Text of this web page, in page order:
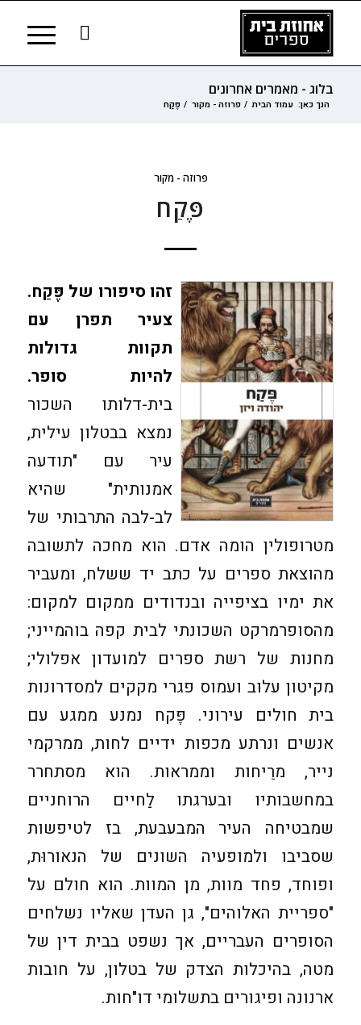
בלוג - מאמרים אחרונים
הנך כאן: עמוד הבית / פרוזה - מקור / פֶּקַח
פרוזה - מקור
פֶּקַח
זהו סיפורו של פֶּקַח.
צעיר תפרן עם
תקוות גדולות
להיות סופר.
בית-דלותו השכור
נמצא בבטלון עילית,
עיר עם "תודעה
אמנותית" שהיא
לב-לבה התרבותי של
מטרופולין הומה אדם. הוא מחכה לתשובה
מהוצאת ספרים על כתב יד ששלח, ומעביר
את ימיו בציפייה ובנדודים ממקום למקום:
מהסופרמרקט השכונתי לבית קפה בוהמייני;
מחנות של רשת ספרים למועדון אפלולי;
מקיטון עלוב ועמוס פגרי מקקים למסדרונות
בית חולים עירוני. פֶּקח נמנע ממגע עם
אנשים ונרתע מכפות ידיים לחות, ממרקמי
נייר, מרֵיחות וממראות. הוא מסתחרר
במחשבותיו ובערגתו לַחיים הרוחניים
שמבטיחה העיר המבעבעת, בז לטיפשות
שסביבו ולמופעיה השונים של הנאורוּת,
ופוחד, פחד מוות, מן המוות. הוא חולם על
"ספריית האלוהים", גן העדן שאליו נשלחים
הסופרים העבריים, אך נשפט בבית דין של
מטה, בהיכלות הצדק של בטלון, על חובות
ארנונה ופיגורים בתשלומי דו"חות.